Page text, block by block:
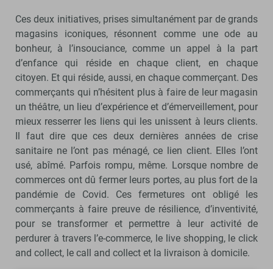
Ces deux initiatives, prises simultanément par de grands
magasins iconiques, résonnent comme une ode au
bonheur, à l’insouciance, comme un appel à la part
d’enfance qui réside en chaque client, en chaque
citoyen. Et qui réside, aussi, en chaque commerçant. Des
commerçants qui n’hésitent plus à faire de leur magasin
un théâtre, un lieu d’expérience et d’émerveillement, pour
mieux resserrer les liens qui les unissent à leurs clients.
Il faut dire que ces deux dernières années de crise
sanitaire ne l’ont pas ménagé, ce lien client. Elles l’ont
usé, abîmé. Parfois rompu, même. Lorsque nombre de
commerces ont dû fermer leurs portes, au plus fort de la
pandémie de Covid. Ces fermetures ont obligé les
commerçants à faire preuve de résilience, d’inventivité,
pour se transformer et permettre à leur activité de
perdurer à travers l’e-commerce, le live shopping, le click
and collect, le call and collect et la livraison à domicile.